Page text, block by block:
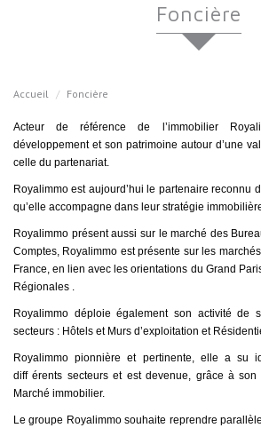
foncière
Accueil Foncière
Acteur de référence de l’immobilier
développement et son patrimoine autour d’une
celle du partenariat.
Royalimmo est aujourd’hui le partenaire reconnu
qu’elle accompagne dans leur stratégie
Royalimmo présent aussi sur le marché des
Comptes, Royalimmo est présente sur les
France, en lien avec les orientations du Grand
Régionales .
Royalimmo déploie également son activité de
secteurs : Hôtels et Murs d’exploitation et
Royalimmo pionnière et pertinente, elle a su
diff érents secteurs et est devenue, grâce à
Marché immobilier.
Le groupe Royalimmo souhaite reprendre